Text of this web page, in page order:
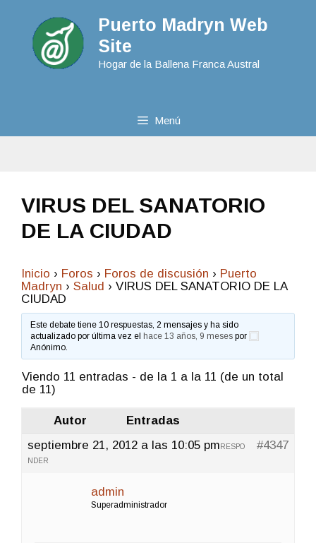
Puerto Madryn Web
Site
Hogar de la Ballena Franca Austral
Menú
VIRUS DEL SANATORIO
DE LA CIUDAD
Inicio › Foros › Foros de discusión › Puerto
Madryn › Salud › VIRUS DEL SANATORIO DE LA
CIUDAD
Este debate tiene 10 respuestas, 2 mensajes y ha sido
actualizado por última vez elhace 13 años, 9 meses por
Anónimo
Viendo 11 entradas - de la 1 a la 11 (de un total
de 11)
Autor
Entradas
septiembre 21, 2012 a las 10:05 pm
#4347
RESPO
NDER
admin
Superadministrador